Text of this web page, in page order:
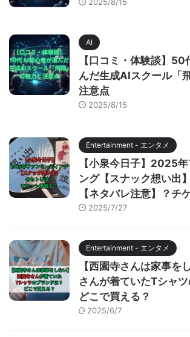
AI
【口コミ・体験談】
んだ生成AIスクール「
注意点
2025/8/15
Entertainment - エンタメ
【小泉今日子】2025
ング【スナック想い出
【ネタバレ注意】？チ
2025/7/27
Entertainment - エンタメ
【西園寺さんは家事を
さんが着ていたTシャ
どこで買える？
2025/6/7